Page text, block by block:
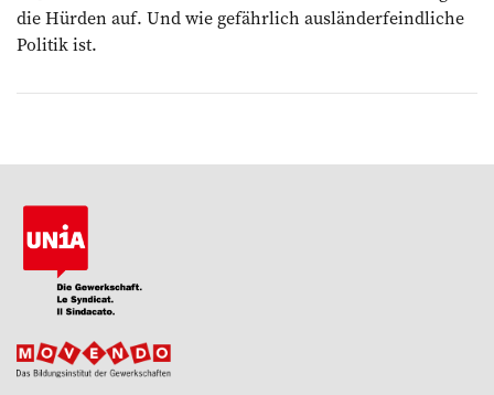
die Hürden auf. Und wie gefährlich ausländerfeindliche
Politik ist.